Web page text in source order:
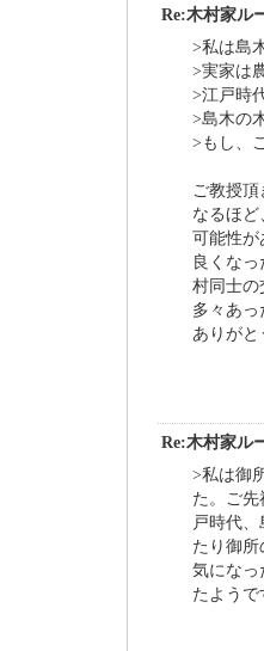
Re:木村家ル
>私は島
>実家は
>江戸時
>島木の
>もし、
ご教授
なるほ
可能性が
良くな
村同士の
多々あっ
ありがと
Re:木村家ル
>私は御
た。ご
戸時代
たり御
気になっ
たようで